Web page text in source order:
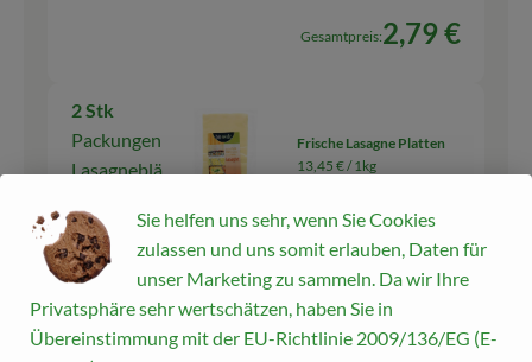
Gesamtpreis:2,79 €
2 Stk
Packungen
Lasagneblä
Auswahl ändern
Frische Lasagne Platten
13,45 € /1kg
200 g
Artikelanzahl
Gesamtpreis:5,38 €
Sie helfen uns sehr, wenn Sie Cookies
zulassen und uns somit erlauben, Daten für
unser Marketing zu sammeln. Da wir Ihre
Privatsphäre sehr wertschätzen, haben Sie in
Übereinstimmung mit der EU-Richtlinie 2009/136/EG (E-